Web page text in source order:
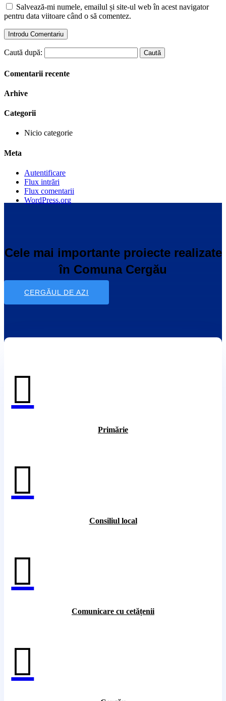
Salvează-mi numele, emailul și site-ul web în acest navigator
pentru data viitoare când o să comentez.
Caută după:
Comentarii recente
Arhive
Categorii
Nicio categorie
Meta
Autentificare
Flux intrări
Flux comentarii
WordPress.org
Cele mai importante proiecte realizate
în Comuna Cergău
CERGĂUL DE AZI

Primărie

Consiliul local

Comunicare cu cetățenii
